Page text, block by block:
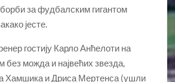
за фудбалским гигантом
јесте.
гостију Карло Анћелоти на
без можда и највећих звезда,
Хамшика и Дриса Мертенса (ушли